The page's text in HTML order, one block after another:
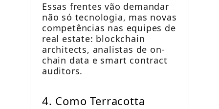
Essas frentes vão demandar
não só tecnologia, mas novas
competências nas equipes de
real estate: blockchain
architects, analistas de on-
chain data e smart contract
auditors.
4. Como Terracotta